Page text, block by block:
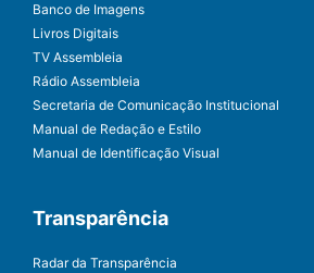
Banco de Imagens
Livros Digitais
TV Assembleia
Rádio Assembleia
Secretaria de Comunicação Institucional
Manual de Redação e Estilo
Manual de Identificação Visual
Transparência
Radar da Transparência